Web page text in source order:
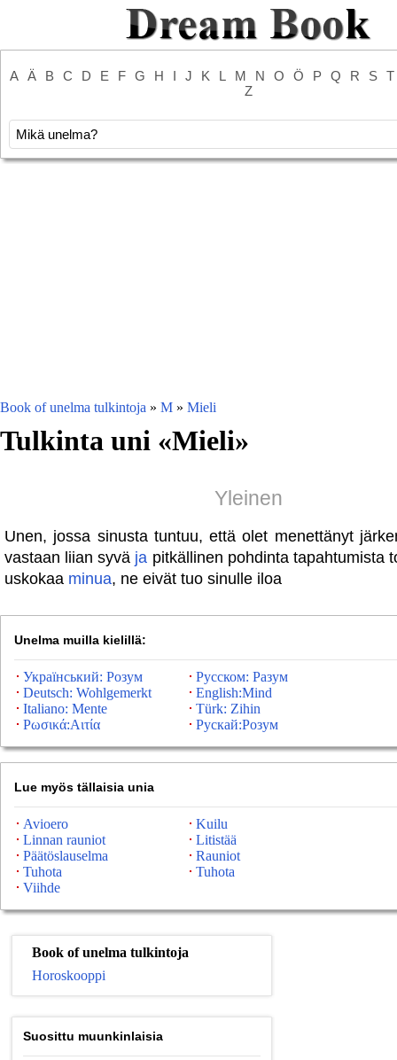
A Ä B C D E F G H I J K L M N O Ö P Q R S
T
Z
Book of unelma tulkintoja » M » Mieli
Tulkinta uni «Mieli»
Yleinen
Unen, jossa sinusta tuntuu, että olet menettänyt
vastaan ​​liian syvä ja pitkällinen pohdinta tapahtumista
uskokaa minua, ne eivät tuo sinulle iloa
Unelma muilla kielillä:
Український: Розум
Русском: Разум
Deutsch: Wohlgemerkt
English:Mind
Italiano: Mente
Türk: Zihin
Ρωσικά:Αιτία
Рускай:Розум
Lue myös tällaisia ​​unia
Avioero
Kuilu
Linnan rauniot
Litistää
Päätöslauselma
Rauniot
Tuhota
Tuhota
Viihde
Book of unelma tulkintoja
Horoskooppi
Suosittu muunkinlaisia